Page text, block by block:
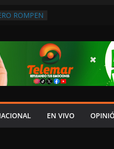
ROMPEN
QUE
EN VIVO